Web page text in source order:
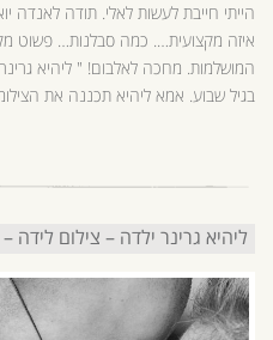
איזה מקצועית…. כמה סבלנות… פשוט
המושלמות. מחכה לאלבום! " ליהיא
בגיל שבוע. אמא ליהיא תכננה את
ליהיא גרינר ילדה – צילום לידה –